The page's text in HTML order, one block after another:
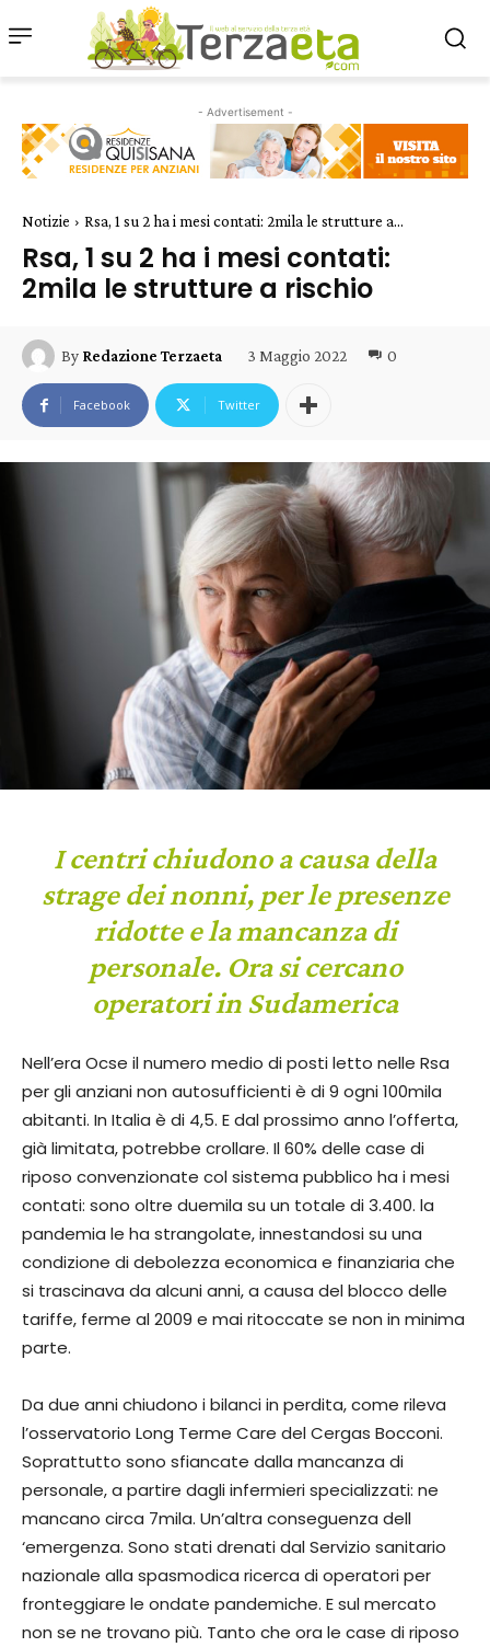
- Advertisement -
Notizie Rsa, 1 su 2 ha i mesi contati: 2mila le strutture a...
Rsa, 1 su 2 ha i mesi contati:
2mila le strutture a rischio
By Redazione Terzaeta 3 Maggio 2022 0
Facebook Twitter
I centri chiudono a causa della
strage dei nonni, per le presenze
ridotte e la mancanza di
personale. Ora si cercano
operatori in Sudamerica
Nell’era Ocse il numero medio di posti letto nelle Rsa
per gli anziani non autosufficienti è di 9 ogni 100mila
abitanti. In Italia è di 4,5. E dal prossimo anno l’offerta,
già limitata, potrebbe crollare. Il 60% delle ca­se di
riposo convenzionate col sistema pubblico ha i mesi
con­tati: sono oltre duemila su un totale di 3.400. la
pandemia le ha strangolate, innestandosi su una
condizione di debolezza e­conomica e finanziaria che
si trascinava da alcuni anni, a causa del blocco delle
tariffe, ferme al 2009 e mai ritoccate se non in minima
parte.
Da due anni chiudono i bi­lanci in perdita, come rileva
l’osservatorio Long Terme Care del Cergas Bocconi.
Soprattut­to sono sfiancate dalla man­canza di
personale, a partire dagli infermieri specializzati: ne
mancano circa 7mila. Un’al­tra conseguenza dell
‘emergen­za. Sono stati drenati dal Servi­zio sanitario
nazionale alla spa­smodica ricerca di operatori per
fronteggiare le ondate pan­demiche. E sul mercato
non se ne trovano più. Tanto che ora le case di riposo